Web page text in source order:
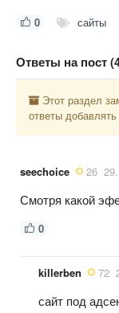
0 сайты
Ответы на пост
Этот раздел
ответы
seechoice 26
Смотря какой
0
killerben 72
сайт под